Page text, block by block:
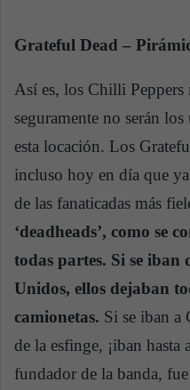
Grateful Dead –
Así es, los Chilli
seguramente no serán
esta locación. Los
incluso hoy en día que
de las fanaticadas más
‘deadheads’, como se
todas partes. Si se
Unidos, ellos dejaban
camionetas. Si se iban a
de la esfinge, ¡iban
fundador de la banda,